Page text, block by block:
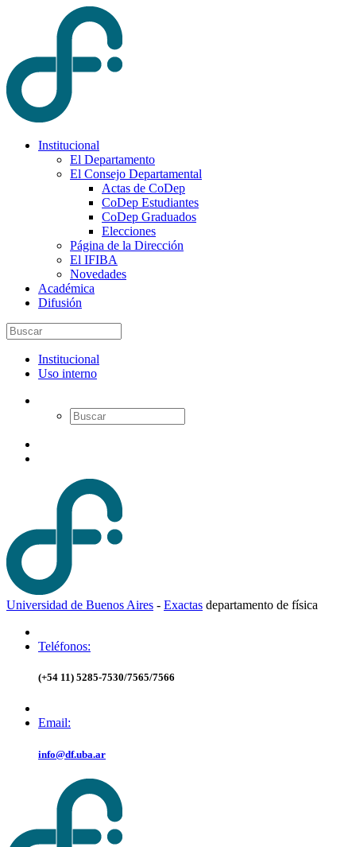
Institucional
El Departamento
El Consejo Departamental
Actas de CoDep
CoDep Estudiantes
CoDep Graduados
Elecciones
Página de la Dirección
El IFIBA
Novedades
Académica
Difusión
Institucional
Uso interno
Universidad de Buenos Aires - Exactas departamento de física
Teléfonos:
(+54 11) 5285-7530/7565/7566
Email:
info@df.uba.ar